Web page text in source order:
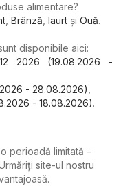
alimentare?
Brânză Iaurt şi Ouă.
disponibile aici:
2026 (19.08.2026 -
- 28.08.2026)
- 18.08.2026).
perioadă limitată –
site-ul nostru